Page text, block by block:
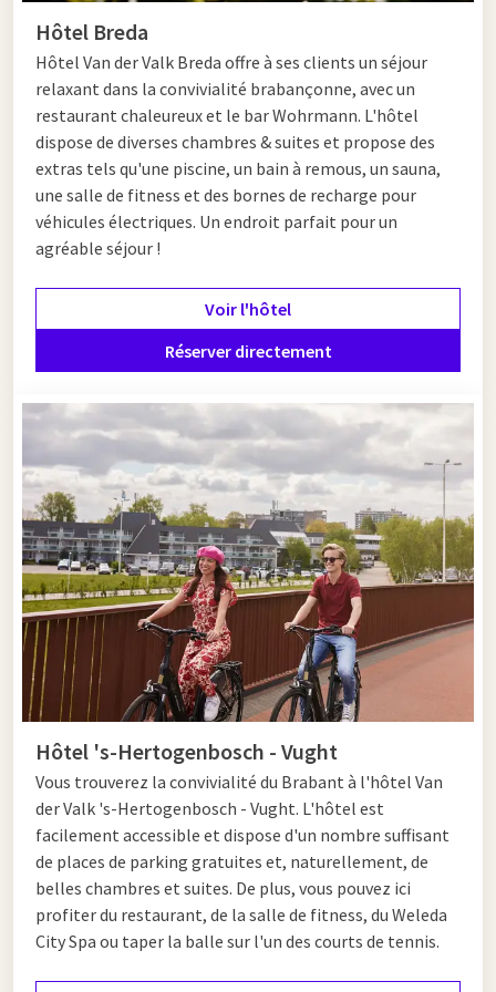
Hôtel Breda
Hôtel Van der Valk Breda offre à ses clients un séjour
relaxant dans la convivialité brabançonne, avec un
restaurant chaleureux et le bar Wohrmann. L'hôtel
dispose de diverses chambres & suites et propose des
extras tels qu'une piscine, un bain à remous, un sauna,
une salle de fitness et des bornes de recharge pour
véhicules électriques. Un endroit parfait pour un
agréable séjour !
Voir l'hôtel
Réserver directement
Hôtel 's-Hertogenbosch - Vught
Vous trouverez la convivialité du Brabant à l'hôtel Van
der Valk 's-Hertogenbosch - Vught. L'hôtel est
facilement accessible et dispose d'un nombre suffisant
de places de parking gratuites et, naturellement, de
belles chambres et suites. De plus, vous pouvez ici
profiter du restaurant, de la salle de fitness, du Weleda
City Spa ou taper la balle sur l'un des courts de tennis.